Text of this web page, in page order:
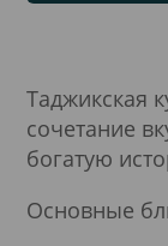
Таджикская
сочетание
богатую
Основные